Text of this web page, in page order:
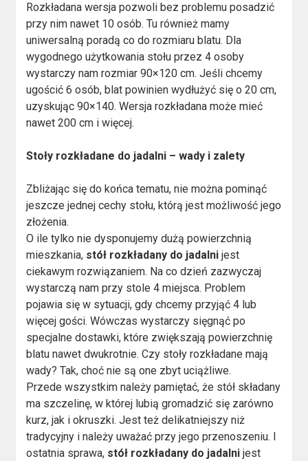
Rozkładana wersja pozwoli bez problemu posadzić
przy nim nawet 10 osób. Tu również mamy
uniwersalną poradą co do rozmiaru blatu. Dla
wygodnego użytkowania stołu przez 4 osoby
wystarczy nam rozmiar 90×120 cm. Jeśli chcemy
ugościć 6 osób, blat powinien wydłużyć się o 20 cm,
uzyskując 90×140. Wersja rozkładana może mieć
nawet 200 cm i więcej.
Stoły rozkładane do jadalni – wady i zalety
Zbliżając się do końca tematu, nie można pominąć
jeszcze jednej cechy stołu, którą jest możliwość jego
złożenia.
O ile tylko nie dysponujemy dużą powierzchnią
mieszkania, stół rozkładany do jadalni jest
ciekawym rozwiązaniem. Na co dzień zazwyczaj
wystarczą nam przy stole 4 miejsca. Problem
pojawia się w sytuacji, gdy chcemy przyjąć 4 lub
więcej gości. Wówczas wystarczy sięgnąć po
specjalne dostawki, które zwiększają powierzchnię
blatu nawet dwukrotnie. Czy stoły rozkładane mają
wady? Tak, choć nie są one zbyt uciążliwe.
Przede wszystkim należy pamiętać, że stół składany
ma szczelinę, w której lubią gromadzić się zarówno
kurz, jak i okruszki. Jest też delikatniejszy niż
tradycyjny i należy uważać przy jego przenoszeniu. I
ostatnia sprawa, stół rozkładany do jadalni jest